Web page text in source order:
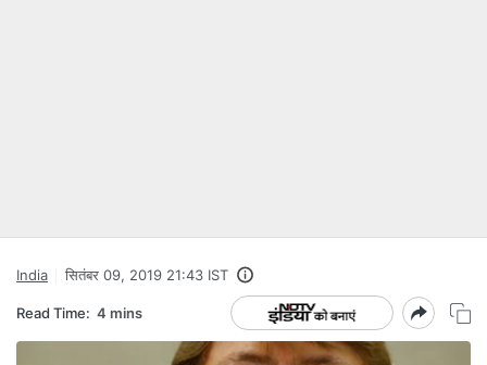
India सितंबर 09, 2019 21:43 IST
Read Time: 4 mins